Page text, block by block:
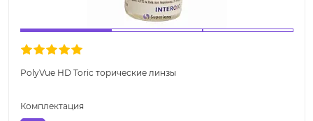
PolyVue HD Toric торические линзы
Комплектация